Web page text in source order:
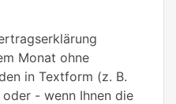
Monat ohne
in Textform (z. B.
- wenn Ihnen die